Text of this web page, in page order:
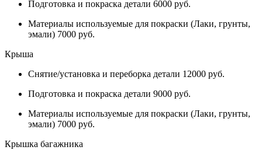
Подготовка и покраска детали 6000 руб.
Материалы используемые для покраски (Лаки, грунты,
эмали) 7000 руб.
Крыша
Снятие/установка и переборка детали 12000 руб.
Подготовка и покраска детали 9000 руб.
Материалы используемые для покраски (Лаки, грунты,
эмали) 7000 руб.
Крышка багажника